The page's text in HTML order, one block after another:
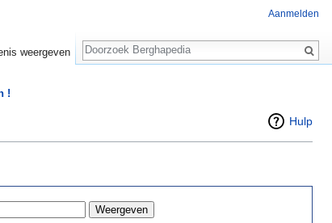
!
Hulp
Aanmelden
weergeven
Zoeken